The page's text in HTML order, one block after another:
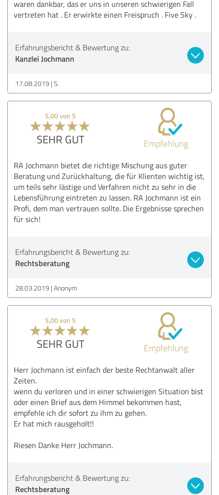
waren dankbar, das er uns in unseren schwierigen Fall
vertreten hat . Er erwirkte einen Freispruch . Five Sky .
Erfahrungsbericht & Bewertung zu:
Kanzlei Jochmann
17.08.2019 S.
5,00 von 5
SEHR GUT Empfehlung
RA Jochmann bietet die richtige Mischung aus guter
Beratung und Zurückhaltung, die für Klienten wichtig ist,
um teils sehr lästige und Verfahren nicht zu sehr in die
Lebensführung eintreten zu lassen. RA Jochmann ist ein
Profi, dem man vertrauen sollte. Die Ergebnisse sprechen
für sich!
Erfahrungsbericht & Bewertung zu:
Rechtsberatung
28.03.2019 Anonym
5,00 von 5
SEHR GUT Empfehlung
Herr Jochmann ist einfach der beste Rechtanwalt aller
Zeiten.
wenn du verloren und in einer schwierigen Situation bist
oder einen Brief aus dem Himmel bekommen hast,
empfehle ich dir sofort zu ihm zu gehen.
Er hat mich rausgeholt!!
Riesen Danke Herr Jochmann.
Erfahrungsbericht & Bewertung zu:
Rechtsberatung